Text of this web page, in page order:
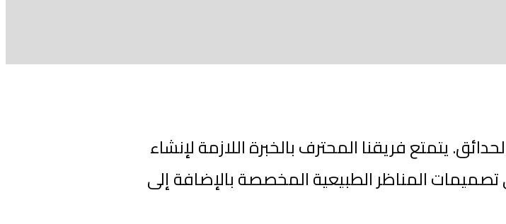
يتمتع فريقنا المحترف بالخبرة اللازمة لإنشاء
تصميمات المناظر الطبيعية المخصصة بالإضافة إلى